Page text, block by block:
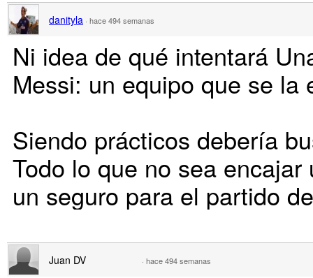
danityla · hace 494 semanas
Ni idea de qué intentará
Messi: un equipo que se la
Siendo prácticos debería
Todo lo que no sea
un seguro para el partido
Juan DV · hace 494 semanas